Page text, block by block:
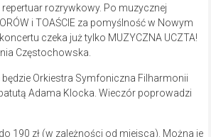
rozrywkowy. Po muzycznej
i TOAŚCIE za pomyślność w Nowym
czeka już tylko MUZYCZNA UCZTA!
Częstochowska.
Orkiestra Symfoniczna Filharmonii
Adama Klocka. Wieczór poprowadzi
190 zł (w zależności od miejsca). Można je